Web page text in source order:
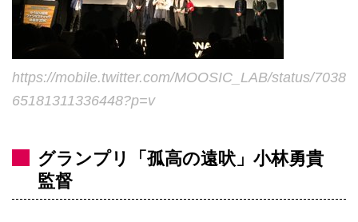
https://mobile.twitter.com/MOOSIC_LAB/status/7038
65181311336448?p=v
グランプリ「孤高の遠吠」小林勇貴
監督